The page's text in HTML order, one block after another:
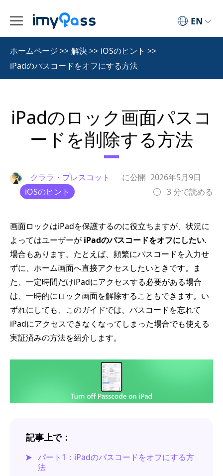
EN
ホームページ >> 解決>> iOSのヒント >>
iPadのパスコードをオフにする方法
iPadのロック画面パスコ
ードを削除する方法
クララ・プレスコット に公開 2026年5月9日
iOSのヒント
3 分で読める
画面ロックはiPadを保護するのに役立ちますが、状況に
よってはユーザーが iPadのパスコードをオフにしたい.
場合もあります。たとえば、頻繁にパスコードを入力せ
ずに、ホーム画面へ直接アクセスしたいときです。ま
た、一定時間だけiPadにアクセスする必要がある場合
は、一時的にロック画面を解除することもできます。い
ずれにしても、このガイドでは、パスコードを忘れて
iPadにアクセスできなくなってしまった場合でも使える
実証済みの方法を紹介します。
記事上で：
パート1：iPadのパスコードをオフにする方
法